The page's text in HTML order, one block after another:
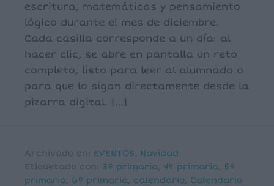
escritura, matemáticas y pensamiento
lógico durante el mes de diciembre.
Cada casilla corresponde a un día: al
hacer clic, se abre en pantalla un reto
completo, listo para leer al alumnado o
para que lo sigan directamente desde la
pizarra digital. […]
Archivado en: EVENTOS, Navidad
Etiquetado con: 3º primaria, 4º primaria, 5º
primaria, 6º primaria, calendario, Calendario